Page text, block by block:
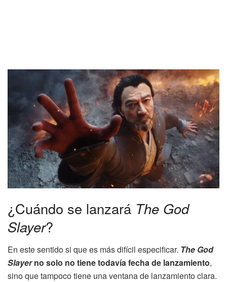
¿Cuándo se lanzará The God
Slayer?
En este sentido si que es más difícil especificar. The God
Slayerno solo no tiene todavía fecha de lanzamiento,
sino que tampoco tiene una ventana de lanzamiento clara.